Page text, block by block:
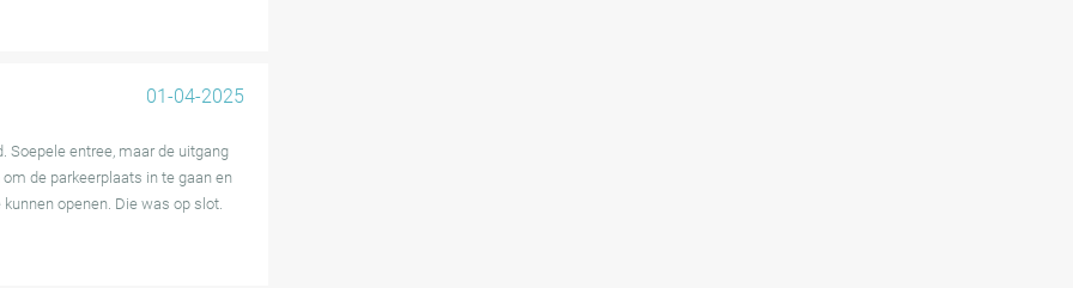
Soepele entree, maar de uitgang
de parkeerplaats in te gaan en
openen. Die was op slot.
01-04-2025